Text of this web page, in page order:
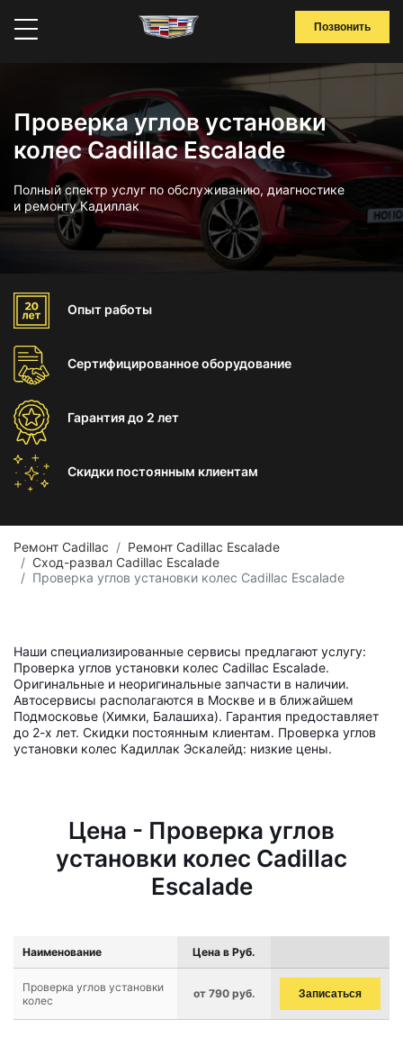
Позвонить
Проверка углов установки
колес Cadillac Escalade
Полный спектр услуг по обслуживанию, диагностике
и ремонту Кадиллак
Опыт работы
Сертифицированноеоборудование
Гарантиядо 2 лет
Скидки постоянным клиентам
Ремонт Cadillac
Ремонт Cadillac Escalade
Сход-развал Cadillac Escalade
Проверка углов установки колес Cadillac Escalade
Наши специализированные сервисы предлагают услугу:
Проверка углов установки колес Cadillac Escalade.
Оригинальные и неоригинальные запчасти в наличии.
Автосервисы располагаются в Москве и в ближайшем
Подмосковье (Химки, Балашиха). Гарантия предоставляет
до 2-х лет. Скидки постоянным клиентам. Проверка углов
установки колес Кадиллак Эскалейд: низкие цены.
Цена - Проверка углов
установки колес Cadillac
Escalade
Наименование Цена в Руб.
Проверка углов установки
колес
от 790 руб. Записаться